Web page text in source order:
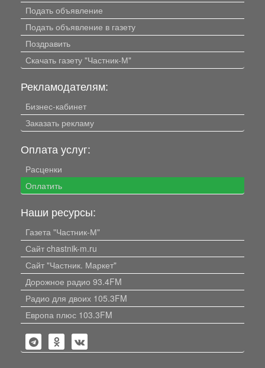
Подать объявление
Подать объявление в газету
Поздравить
Скачать газету "Частник-М"
Рекламодателям:
Бизнес-кабинет
Заказать рекламу
Оплата услуг:
Расценки
Оплатить
Наши ресурсы:
Газета "Частник-М"
Сайт chastnik-m.ru
Сайт "Частник. Маркет"
Дорожное радио 93.4FM
Радио для двоих 105.3FM
Европа плюс 103.3FM